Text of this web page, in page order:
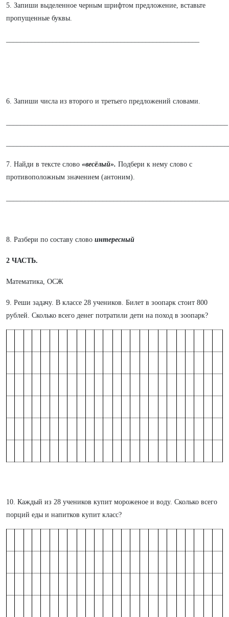
5. Запиши выделенное черным шрифтом предложение, вставьте
пропущенные буквы.
6. Запиши числа из второго и третьего предложений словами.
7. Найди в тексте слово «весёлый». Подбери к нему слово с
противоположным значением (антоним).
8. Разбери по составу слово интересный
2 ЧАСТЬ.
Математика, ОСЖ
9. Реши задачу. В классе 28 учеников. Билет в зоопарк стоит 800
рублей. Сколько всего денег потратили дети на поход в зоопарк?
10. Каждый из 28 учеников купит мороженое и воду. Сколько всего
порций еды и напитков купит класс?